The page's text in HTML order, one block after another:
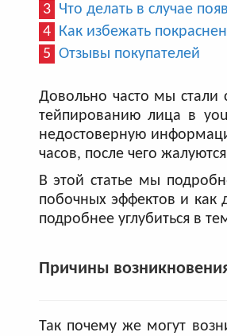
3 Что делать в случае
4
Как избежать
5 Отзывы покупателей
Довольно часто мы стали
тейпированию лица в
недостоверную
часов, после чего
В этой статье мы
побочных эффектов и как
подробнее углубиться в
Причины
Так почему же могут